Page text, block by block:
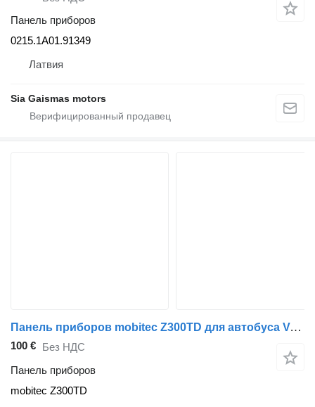
Панель приборов
0215.1A01.91349
Латвия
Sia Gaismas motors
Панель приборов mobitec Z300TD для автобуса Volvo B6/B7/B9/B10/B12/8500
100 € Без НДС
Панель приборов
mobitec Z300TD